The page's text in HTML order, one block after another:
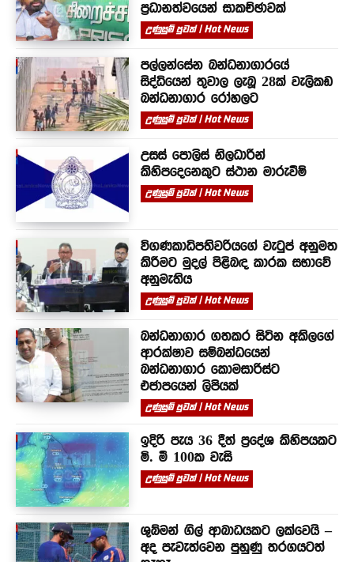
ප්‍රධානත්වයෙන් සාකච්ඡාවක්
උණුසුම් පුවත් | Hot News
පල්ලන්සේන බන්ධනාගාරයේ
සිද්ධියෙන් තුවාල ලැබූ 28ක් වැලිකඩ
බන්ධනාගාර රෝහලට
උණුසුම් පුවත් | Hot News
උසස් පොලිස් නිලධාරීන්
කිහිපදෙනෙකුට ස්ථාන මාරුවීම්
උණුසුම් පුවත් | Hot News
විගණකාධිපතිවරියගේ වැටුප් අනුමත
කිරීමට මුදල් පිළිබඳ කාරක සභාවේ
අනුමැතිය
උණුසුම් පුවත් | Hot News
බන්ධනාගාර ගතකර සිටින අකිලගේ
ආරක්ෂාව සම්බන්ධයෙන්
බන්ධනාගාර කොමසාරිස්ට
එජාපයෙන් ලිපියක්
උණුසුම් පුවත් | Hot News
ඉදිරි පැය 36 දීත් ප්‍රදේශ කිහිපයකට
මි. මී 100ක වැසි
උණුසුම් පුවත් | Hot News
ශුබ්මන් ගිල් ආබාධයකට ලක්වෙයි –
අද පැවැත්වෙන පුහුණු තරගයටත්